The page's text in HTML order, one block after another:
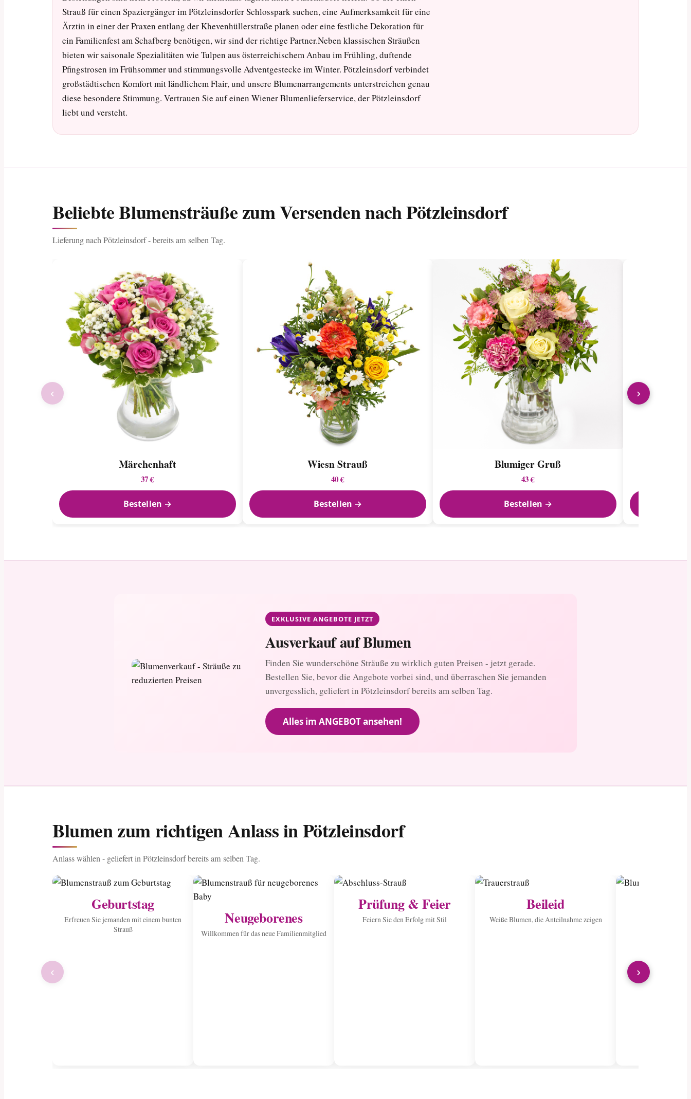
Strauß für einen Spaziergänger im Pötzleinsdorfer Schlosspark suchen, eine Aufmerksamkeit für eine
Ärztin in einer der Praxen entlang der Khevenhüllerstraße planen oder eine festliche Dekoration für
ein Familienfest am Schafberg benötigen, wir sind der richtige Partner.Neben klassischen Sträußen
bieten wir saisonale Spezialitäten wie Tulpen aus österreichischem Anbau im Frühling, duftende
Pfingstrosen im Frühsommer und stimmungsvolle Adventgestecke im Winter. Pötzleinsdorf verbindet
großstädtischen Komfort mit ländlichem Flair, und unsere Blumenarrangements unterstreichen genau
diese besondere Stimmung. Vertrauen Sie auf einen Wiener Blumenlieferservice, der Pötzleinsdorf
liebt und versteht.
Beliebte Blumensträuße zum Versenden nach Pötzleinsdorf
Lieferung nach Pötzleinsdorf - bereits am selben Tag.
Märchenhaft
37 €
Bestellen →
Wiesn Strauß
40 €
Bestellen →
Blumiger Gruß
43 €
Bestellen →
‹ ›
EXKLUSIVE ANGEBOTE JETZT
Ausverkauf auf Blumen
Finden Sie wunderschöne Sträuße zu wirklich guten Preisen - jetzt gerade.
Bestellen Sie, bevor die Angebote vorbei sind, und überraschen Sie jemanden
unvergesslich, geliefert in Pötzleinsdorf bereits am selben Tag.
Alles im ANGEBOT ansehen!
Blumen zum richtigen Anlass in Pötzleinsdorf
Anlass wählen - geliefert in Pötzleinsdorf bereits am selben Tag.
Geburtstag
Erfreuen Sie jemanden mit einem bunten
Strauß
Neugeborenes
Willkommen für das neue Familienmitglied
Prüfung & Feier
Feiern Sie den Erfolg mit Stil
Beileid
Weiße Blumen, die Anteilnahme zeigen
‹ ›